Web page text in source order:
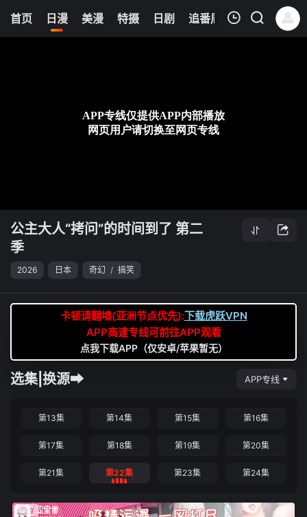
首页 日漫 美漫 特摄 日剧 追番周表 今日更新
8
清空
公主大人“拷问”的时间到了 第二
季
2026 日本 奇幻 / 搞笑
卡顿请翻墙(亚洲节点优先):下载虎跃VPN
APP高速专线可前往APP观看
点我下载APP（仅安卓/苹果暂无）
选集|换源➡ APP专线
第13集 第14集 第15集 第16集
第17集 第18集 第19集 第20集
第21集 第22集 第23集 第24集